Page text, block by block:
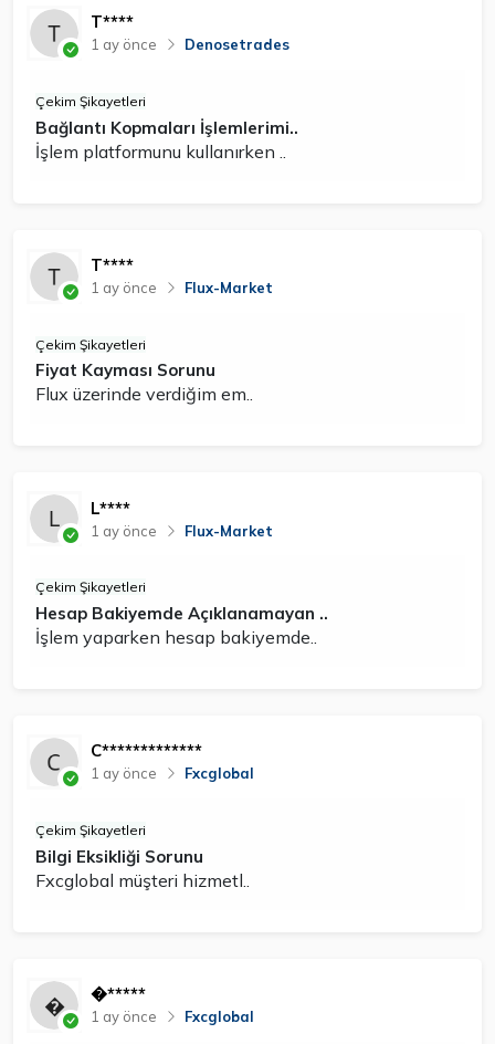
T****
1 ay önce Denosetrades
Çekim Şikayetleri
Bağlantı Kopmaları İşlemlerimi..
İşlem platformunu kullanırken ..
T****
1 ay önce Flux-Market
Çekim Şikayetleri
Fiyat Kayması Sorunu
Flux üzerinde verdiğim em..
L****
1 ay önce Flux-Market
Çekim Şikayetleri
Hesap Bakiyemde Açıklanamayan ..
İşlem yaparken hesap bakiyemde..
C*************
1 ay önce Fxcglobal
Çekim Şikayetleri
Bilgi Eksikliği Sorunu
Fxcglobal müşteri hizmetl..
�*****
1 ay önce Fxcglobal